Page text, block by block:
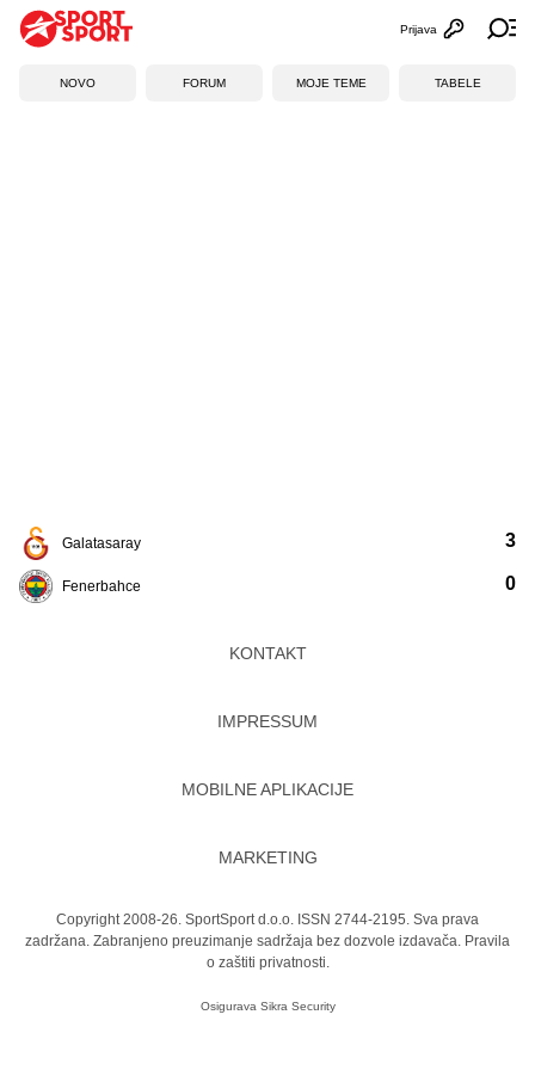
Otvori
Prijava
NOVO FORUM MOJE TEME TABELE
Galatasaray
Fenerbahce
3
0
KONTAKT
IMPRESSUM
MOBILNE APLIKACIJE
MARKETING
Copyright 2008-26. SportSport d.o.o. ISSN 2744-2195. Sva prava
zadržana. Zabranjeno preuzimanje sadržaja bez dozvole izdavača. Pravila
o zaštiti privatnosti.
Osigurava Sikra Security